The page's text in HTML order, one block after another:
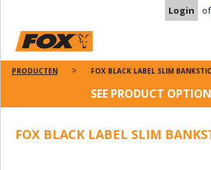
Login of
PRODUCTEN FOX BLACK LABEL SLIM
SEE PRODUCT
FOX BLACK LABEL SLIM